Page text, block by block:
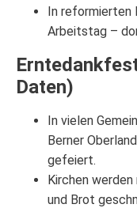
In reformierten
Arbeitstag –
Daten)
In vielen
Berner
gefeiert.
Kirchen
und Brot